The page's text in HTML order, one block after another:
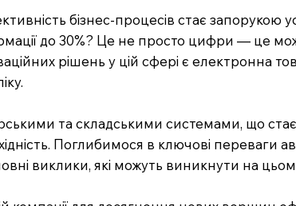
бізнес-процесів стає запорукою
до 30%? Це не просто цифри — це
рішень у цій сфері є електронна
та складськими системами, що
Поглибимося в ключові переваги
виклики, які можуть виникнути на